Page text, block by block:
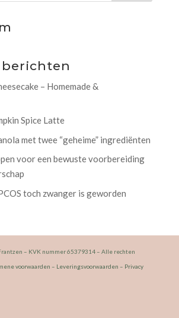
berichten
– Homemade &
Spice Latte
met twee “geheime” ingrediënten
voor een bewuste voorbereiding
toch zwanger is geworden
– KVK nummer 65379314 – Alle rechten
voorwaarden – Leveringsvoorwaarden – Privacy